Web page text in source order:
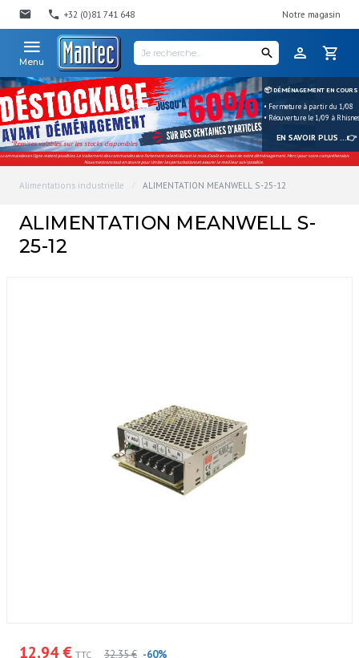
+32 (0)81 741 648 Notre magasin
Menu
*Remises valables sur les stocks disponibles
📦 DÉMÉNAGEMENT EN COURS
• Fermeture à partir du 1/08
• Réouverture le 1/09 à
EN SAVOIR PLUS ...👉
commandes en ligne restent possibles. Le traitement des commandes sera fortement ralenti durant le mois d'août en raison de notre déménagement. Merci pour votre compréhension.
Nous mettrons tout en œuvre pour limiter les perturbations et assurer le meilleur suivi possible.
Alimentations industrielle ALIMENTATION MEANWELL S-25-12
ALIMENTATION MEANWELL S-
25-12
12,94 € TTC 32,35 € -60%